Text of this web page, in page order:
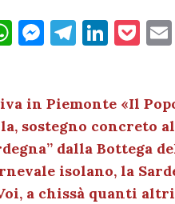
W
s
A
p
p
M
n
g
er
T
gr
a
m
Li
e
dI
n
P
k
et
in Piemonte «Il
sostegno concreto
dalla Bottega
isolano, la
a chissà quanti